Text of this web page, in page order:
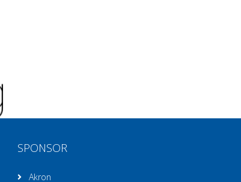
SPONSOR
Akron